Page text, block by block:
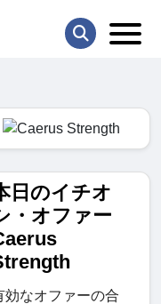
日のイチオ
・オファー
効なオファーの合